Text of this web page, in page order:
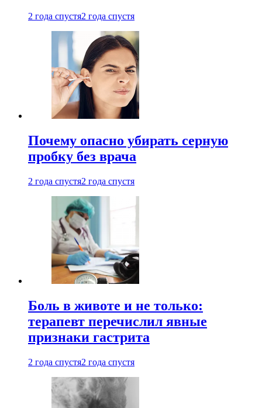
2 года спустя2 года спустя
Почему опасно убирать серную
пробку без врача
2 года спустя2 года спустя
Боль в животе и не только:
терапевт перечислил явные
признаки гастрита
2 года спустя2 года спустя